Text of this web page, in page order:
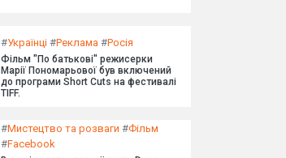
#Українці #Реклама #Росія
Фільм "По батькові" режисерки
Марії Пономарьової був включений
до програми Short Cuts на фестивалі
TIFF.
#Мистецтво та розваги #Фільм
#Facebook